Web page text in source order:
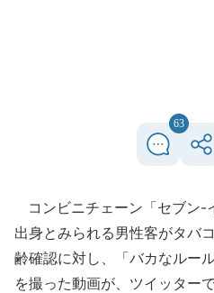
63
コンビニチェーン「セブン-
出身とみられる男性客がタバ
齢確認に対し、「バカなルー
を撮った動画が、ツイッター